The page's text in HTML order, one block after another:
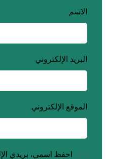
الاسم
البريد الإلكتروني
الموقع الإلكتروني
احفظ اسمي، بريدي